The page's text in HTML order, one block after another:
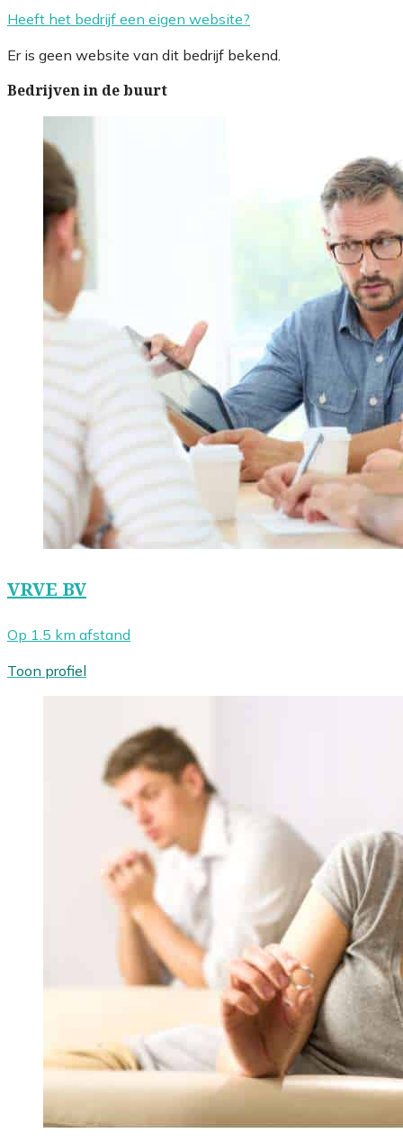
Heeft het bedrijf een eigen website?
Er is geen website van dit bedrijf bekend.
Bedrijven in de buurt
VRVE BV
Op 1.5 km afstand
Toon profiel